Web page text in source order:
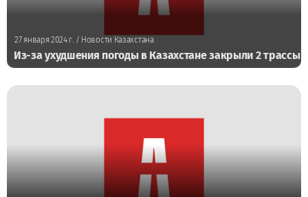
27 января 2024 г./ Новости Казахстана
Из-за ухудшения погоды в Казахстане закрыли 2 трассы